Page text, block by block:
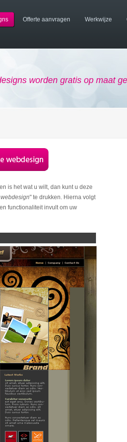
Werkwijze
Offerte aanvragen
worden gratis op maat
is het wat u wilt, dan kunt u deze
" te drukken. Hierna volgt
functionaliteit invult om uw